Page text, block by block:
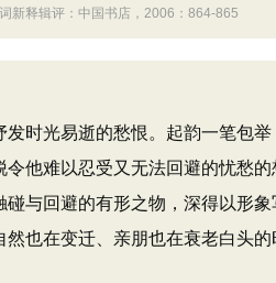
新释辑评：中国书店，2006：864-865
光易逝的愁恨。起韵一笔包举
令他难以忍受又无法回避的忧愁
与回避的有形之物，深得以形象
然也在变迁、亲朋也在衰老白头